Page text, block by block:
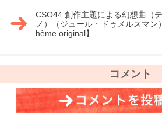
CSO44 創作主題による幻想曲（
ノ）（ジュール・ドゥメルスマ
hème original】
コメント